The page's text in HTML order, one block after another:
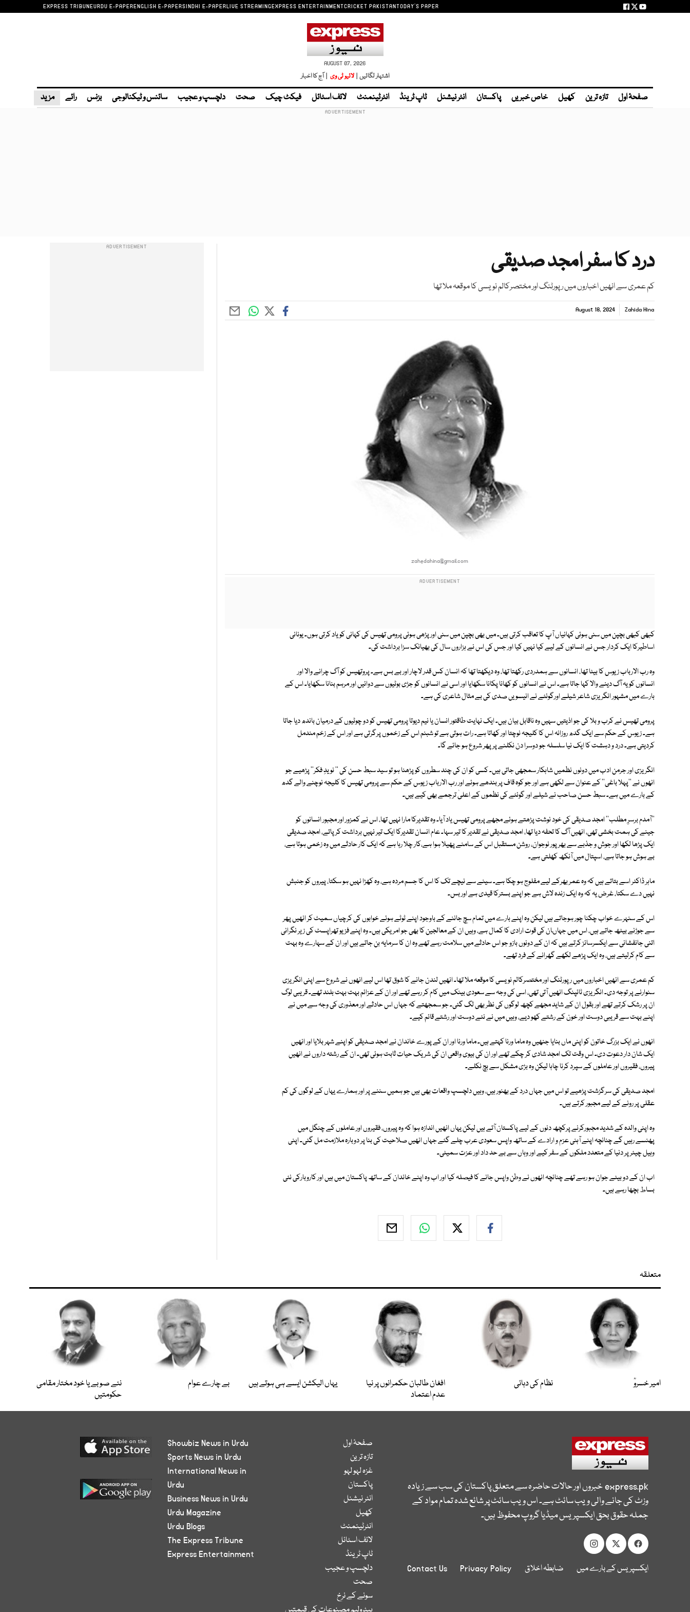
EXPRESS TRIBUNEURDU E-PAPERENGLISH E-PAPERSINDHI E-PAPERLIVE STREAMINGEXPRESS ENTERTAINMENTCRICKET PAKISTANTODAY'S PAPER
AUGUST 07, 2026
اشتہار لگائیں | لائیو ٹی وی | آج کا اخبار
صفحۂ اول تازہ ترین کھیل خاص خبریں پاکستان انٹر نیشنل ٹاپ ٹرینڈ انٹرٹینمنٹ لائف اسٹائل فیکٹ چیک صحت دلچسپ و عجیب سائنس و ٹیکنالوجی بزنس رائے مزید
درد کا سفر امجد صدیقی
کم عمری سے انھیں اخباروں میں رپورٹنگ اور مختصرکالم نویسی کا موقعہ ملا تھا
Zahida Hina
August 18, 2024
zahedahina@gmail.com
کبھی کبھی بچپن میں سنی ہوئی کہانیاں آپ کا تعاقب کرتی ہیں۔ میں بھی بچپن میں سنی اور پڑھی ہوئی پرومی تھیس کی کہانی کو یاد کرتی ہوں۔ یونانی
اساطیرکا ایک کردار جس نے انسانوں کے لیے کیا نہیں کیا اور جس کی اس نے ہزاروں سال کی بھیانک سزا برداشت کی۔
وہ رب الارباب زیوس کا بیٹا تھا، انسانوں سے ہمدردی رکھتا تھا، وہ دیکھتا تھا کہ انسان کس قدر لاچار اور بے بس ہے۔ پروتھیس کو آگ چرانے والا اور
انسانوں کو یہ آگ دینے والا کہا جاتا ہے۔ اس نے انسانوں کو کھانا پکانا سکھایا اور اسی نے انسانوں کو جڑی بوٹیوں سے دوائیں اور مرہم بنانا سکھایا۔ اس کے
بارے میں مشہور انگریزی شاعر شیلے اورگوئٹے نے انیسویں صدی کی بے مثال شاعری کی ہے۔
پرومی تھیس نے کرب و بلا کی جو اذیتیں سہیں وہ ناقابل بیان ہیں۔ ایک نہایت طاقتور انسان یا نیم دیوتا پرومی تھیس کو دو چوٹیوں کے درمیان باندھ دیا جاتا
ہے۔ زیوس کے حکم سے ایک گدھ روزانہ اس کا کلیجہ نوچتا اور کھاتا ہے۔ رات ہوتی ہے تو شبنم اس کے زخموں پرگرتی ہے اور اس کے زخم مندمل
کردیتی ہے۔ درد و دہشت کا ایک نیا سلسلہ جو دوسرا دن نکلنے پر پھر شروع ہو جائے گا۔
انگریزی اور جرمن ادب میں دونوں نظمیں شاہکار سمجھی جاتی ہیں۔ کسی کو ان کی چند سطروں کو پڑھنا ہو تو سید سبط حسن کی '' نویدِ فکر'' پڑھیے جو
انھوں نے ''پہلا باغی'' کے عنوان سے لکھی ہے اور جو کوہ قاف پر بندھے ہوئے اور رب الارباب زیوس کے حکم سے پرومی تھیس کا کلیجہ نوچنے والے گدھ
کے بارے میں ہے۔ سبط حسن صاحب نے شیلے اور گوئٹے کی نظموں کے اعلیٰ ترجمے بھی کیے ہیں۔
''آمدم برسرِ مطلب'' امجد صدیقی کی خود نوشت پڑھتے ہوئے مجھے پرومی تھیس یاد آیا۔ وہ تقدیرکا مارا نہیں تھا، اس نے کمزور اور مجبور انسانوں کو
جینے کی ہمت بخشی تھی، انھیں آگ کا تحفہ دیا تھا، امجد صدیقی نے تقدیر کا تیر سہا۔ عام انسان تقدیرکا ایک تیر نہیں برداشت کر پاتے، امجد صدیقی
ایک پڑھا لکھا اور جوش و جذبے سے بھرپور نوجوان، روشن مستقبل اس کے سامنے پھیلا ہوا ہے،کار چلا رہا ہے کہ ایک کار حادثے میں وہ زخمی ہوتا ہے،
بے ہوش ہو جاتا ہے، اسپتال میں آنکھ کھلتی ہے۔
ماہر ڈاکٹر اسے بتاتے ہیں کہ وہ عمر بھرکے لیے مفلوج ہو چکا ہے۔ سینے سے نیچے تک کا اس کا جسم مردہ ہے، وہ کھڑا نہیں ہو سکتا، پیروں کو جنبش
نہیں دے سکتا، غرض یہ کہ وہ ایک زندہ لاش ہے جو اپنے بسترکا قیدی ہے اور بس۔
اس کے سنہرے خواب چکنا چور ہوجاتے ہیں لیکن وہ اپنے بارے میں تمام سچ جاننے کے باوجود اپنے ٹوٹے ہوئے خوابوں کی کرچیاں سمیٹ کر انھیں پھر
سے جوڑنے بیٹھ جاتے ہیں، اس میں جہاںان کی قوت ارادی کا کمال ہے، وہیں ان کے معالجین کا بھی جو امریکی ہیں۔ وہ اپنے فزیو تھراپسٹ کی زیر نگرانی
اتنی جانفشانی سے ایکسرسائز کرتے ہیں کہ ان کے دونوں بازو جو اس حادثے میں سلامت رہے تھے وہ ان کا سرمایہ بن جاتے ہیں اور ان کے سہارے وہ بہت
سے کام کرلیتے ہیں، وہ ایک پڑھے لکھے گھرانے کے فرد تھے۔
کم عمری سے انھیں اخباروں میں رپورٹنگ اور مختصرکالم نویسی کا موقعہ ملا تھا۔ انھیں لندن جانے کا شوق تھا اس لیے انھوں نے شروع سے اپنی انگریزی
سنوارنے پر توجہ دی۔ انگریزی ٹائپنگ انھیں آتی تھی، اسی کی وجہ سے سعودی بینک میں کام کر رہے تھے اور ان کے عزائم بہت بہت بلند تھے۔ قریبی لوگ
ان پر رشک کرتے تھے اور بقول ان کے شاید مجھے کچھ لوگوں کی نظر بھی لگ گئی۔ جو سمجھتے کہ جہاں اس حادثے اور معذوری کی وجہ سے میں نے
اپنے بہت سے قریبی دوست اور خون کے رشتے کھو دیے، وہیں میں نے نئے دوست اور رشتے قائم کیے۔
انھوں نے ایک بزرگ خاتون کو اپنی ماں بنایا جنھیں وہ ماما ورنا کہتے ہیں۔ ماما ورنا اور ان کے پورے خاندان نے امجد صدیقی کو اپنے شہر بلایا اور انھیں
ایک شان دار دعوت دی۔ اس وقت تک امجد شادی کر چکے تھے اور ان کی بیوی واقعی ان کی شریک حیات ثابت ہوئی تھی۔ ان کے رشتہ داروں نے انھیں
پیروں، فقیروں اور عاملوں کے سپرد کرنا چاہا لیکن وہ بڑی مشکل سے بچ نکلے۔
امجد صدیقی کی سرگزشت پڑھیے تو اس میں جہاں درد کے بھنور ہیں، وہیں دلچسپ واقعات بھی ہیں جو ہمیں سننے پر اور ہمارے یہاں کے لوگوں کی کم
عقلی پر رونے کے لیے مجبور کرتے ہیں۔
وہ اپنی والدہ کے شدید مجبورکرنے پرکچھ دنوں کے لیے پاکستان آتے ہیں لیکن یہاں انھیں اندازہ ہوا کہ وہ پیروں، فقیروں اور عاملوں کے چنگل میں
پھنسے رہیں گے چنانچہ اپنے آہنی عزم و ارادے کے ساتھ واپس سعودی عرب چلے گئے جہاں انھیں صلاحیت کی بنا پر دوبارہ ملازمت مل گئی۔ اپنی
وہیل چیئر پر دنیا کے متعدد ملکوں کے سفر کیے اور وہاں سے بے حد داد اور عزت سمیٹی۔
اب ان کے دو بیٹے جوان ہو رہے تھے چنانچہ انھوں نے وطن واپس جانے کا فیصلہ کیا اور اب وہ اپنے خاندان کے ساتھ پاکستان میں ہیں اور کاروبارکی نئی
بساط بچھا رہے ہیں۔
متعلقہ
امیر خسروؒ نظام کی دہائی
افغان طالبان حکمرانوں پر نیا
عدم اعتماد
یہاں الیکشن ایسے ہی ہوتے ہیں بے چارے عوام
نئے صوبے یا خود مختار مقامی
حکومتیں
express.pkخبروں اور حالات حاضرہ سے متعلق پاکستان کی سب سے زیادہ
وزٹ کی جانے والی ویب سائٹ ہے۔ اس ویب سائٹ پر شائع شدہ تمام مواد کے
جملہ حقوق بحق ایکسپریس میڈیا گروپ محفوظ ہیں۔
ایکسپریس کے بارے میں ضابطہ اخلاق Privacy Policy
Contact Us
صفحۂ اول
تازہ ترین
غزہ لہو لہو
پاکستان
انٹر نیشنل
کھیل
انٹرٹینمنٹ
لائف اسٹائل
ٹاپ ٹرینڈ
دلچسپ و عجیب
صحت
سونے کے نرخ
Showbiz News in Urdu
Sports News in Urdu
International News in
Urdu
Business News in Urdu
Urdu Magazine
Urdu Blogs
The Express Tribune
Express Entertainment